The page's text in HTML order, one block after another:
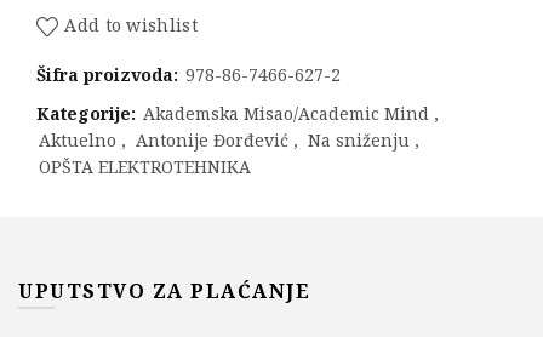
Add to wishlist
Šifra proizvoda: 978-86-7466-627-2
Kategorije: Akademska Misao/Academic Mind ,
Aktuelno , Antonije Đorđević , Na sniženju ,
OPŠTA ELEKTROTEHNIKA
UPUTSTVO ZA PLAĆANJE